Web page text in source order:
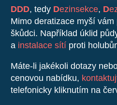
DDD, tedy Dezinsekce, D
Mimo deratizace myší
škůdci. Například úklid
a instalace sítí proti
Máte-li jakékoli dotazy
cenovou nabídku,
telefonicky kliknutím na